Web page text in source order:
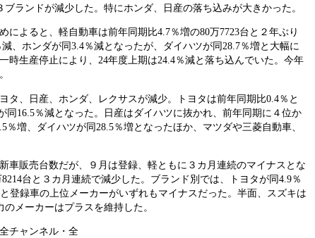
ランドが減少した。特にホンダ、日産の落ち込みが大きかった。
によると、軽自動車は前年同期比4.7％増の80万7723台と２年ぶり
、ホンダが同3.4％減となったが、ダイハツが同28.7％増と大幅に
時生産停止により、24年度上期は24.4％減と落ち込んでいた。今年
タ、日産、ホンダ、レクサスが減少。トヨタは前年同期比0.4％と
同16.5％減となった。日産はダイハツに抜かれ、前年同期に４位か
％増、ダイハツが同28.5％増となったほか、マツダや三菱自動車、
車販売台数だが、９月は登録、軽ともに３カ月連続のマイナスとな
台と３カ月連続で減少した。ブランド別では、トヨタが同4.9％
登録車の上位メーカーがいずれもマイナスだった。半面、スズキは
メーカーはプラスを維持した。
チャンネル・全